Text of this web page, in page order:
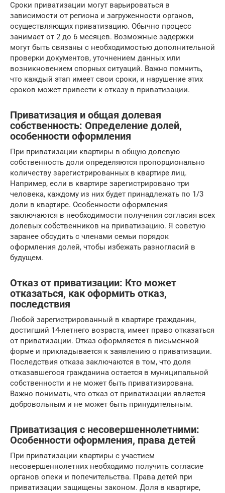
Сроки приватизации могут варьироваться в
зависимости от региона и загруженности органов,
осуществляющих приватизацию. Обычно процесс
занимает от 2 до 6 месяцев. Возможные задержки
могут быть связаны с необходимостью дополнительной
проверки документов, уточнением данных или
возникновением спорных ситуаций. Важно помнить,
что каждый этап имеет свои сроки, и нарушение этих
сроков может привести к отказу в приватизации.
Приватизация и общая долевая
собственность: Определение долей,
особенности оформления
При приватизации квартиры в общую долевую
собственность доли определяются пропорционально
количеству зарегистрированных в квартире лиц.
Например, если в квартире зарегистрировано три
человека, каждому из них будет принадлежать по 1/3
доли в квартире. Особенности оформления
заключаются в необходимости получения согласия всех
долевых собственников на приватизацию. Я советую
заранее обсудить с членами семьи порядок
оформления долей, чтобы избежать разногласий в
будущем.
Отказ от приватизации: Кто может
отказаться, как оформить отказ,
последствия
Любой зарегистрированный в квартире гражданин,
достигший 14-летнего возраста, имеет право отказаться
от приватизации. Отказ оформляется в письменной
форме и прикладывается к заявлению о приватизации.
Последствия отказа заключаются в том, что доля
отказавшегося гражданина остается в муниципальной
собственности и не может быть приватизирована.
Важно понимать, что отказ от приватизации является
добровольным и не может быть принудительным.
Приватизация с несовершеннолетними:
Особенности оформления, права детей
При приватизации квартиры с участием
несовершеннолетних необходимо получить согласие
органов опеки и попечительства. Права детей при
приватизации защищены законом. Доля в квартире,